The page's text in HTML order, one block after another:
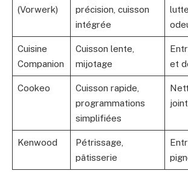
(Vorwerk)
précision, cuisson
intégrée
Cuisine
Companion
Cuisson lente,
mijotage
et
Cookeo
Cuisson rapide,
programmations
simplifiées
Kenwood
Pétrissage,
pâtisserie